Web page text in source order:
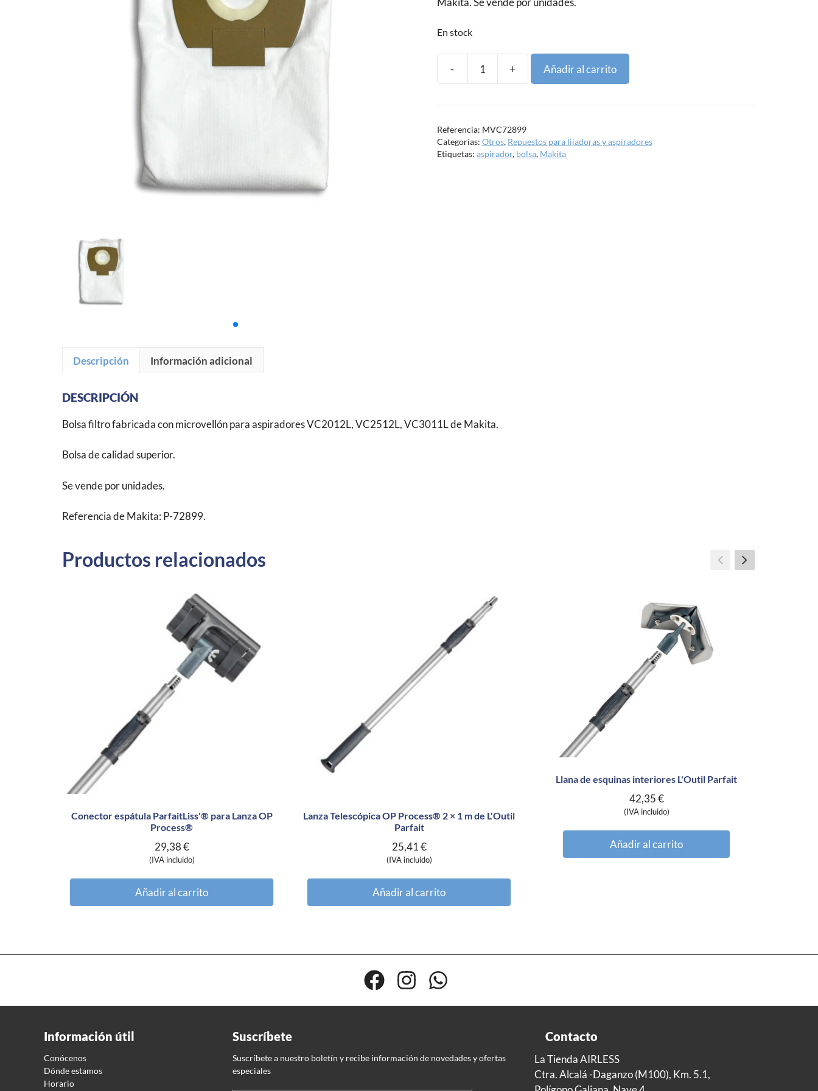
En stock
-
para
Makita
cantidad
+ Añadir al carrito
Referencia: MVC72899
Categorías: Otros, Repuestos para lijadoras y aspiradores
Etiquetas: aspirador, bolsa, Makita
Descripción Información adicional
DESCRIPCIÓN
Bolsa filtro fabricada con microvellón para aspiradores VC2012L, VC2512L, VC3011L de Makita.
Bolsa de calidad superior.
Se vende por unidades.
Referencia de Makita: P-72899.
Productos relacionados
Conector espátula ParfaitLiss'® para Lanza OP
Process®
29,38€
(IVA incluido)
Añadir al carrito
Lanza Telescópica OP Process® 2 × 1 m de L'Outil
Parfait
25,41€
(IVA incluido)
Añadir al carrito
Llana de esquinas interiores L'Outil Parfait
42,35€
(IVA incluido)
Añadir al carrito
Información útil
Conócenos
Dónde estamos
Horario
Suscríbete
Suscríbete a nuestro boletín y recibe información de novedades y ofertas
especiales
Contacto
La Tienda AIRLESS
Ctra. Alcalá -Daganzo (M100), Km. 5.1,